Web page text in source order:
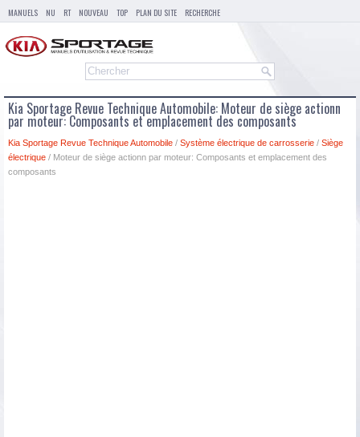
MANUELS NU RT NOUVEAU TOP PLAN DU SITE RECHERCHE
Kia Sportage Revue Technique Automobile: Moteur de siège actionn
par moteur: Composants et emplacement des composants
Kia Sportage Revue Technique Automobile / Système électrique de carrosserie / Siège
électrique / Moteur de siège actionn par moteur: Composants et emplacement des
composants